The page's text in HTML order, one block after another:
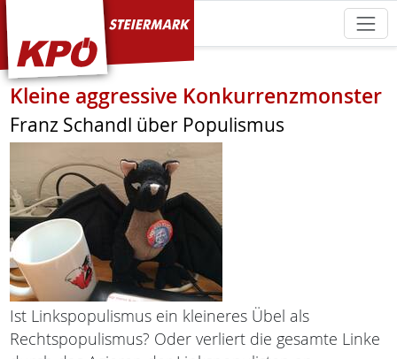
KPÖ Steiermark
Kleine aggressive Konkurrenzmonster
Franz Schandl über Populismus
Ist Linkspopulismus ein kleineres Übel als
Rechtspopulismus? Oder verliert die gesamte Linke